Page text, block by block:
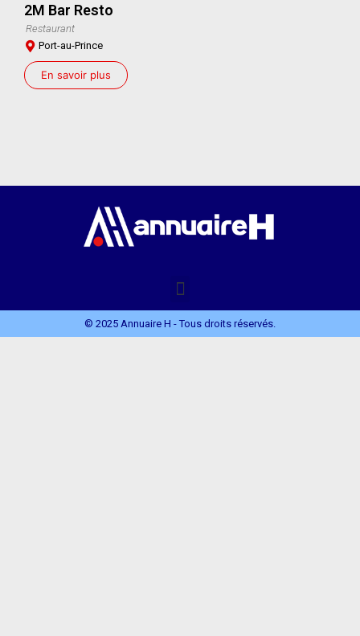
2M Bar Resto
Restaurant
Port-au-Prince
En savoir plus
© 2025 Annuaire H - Tous droits réservés.